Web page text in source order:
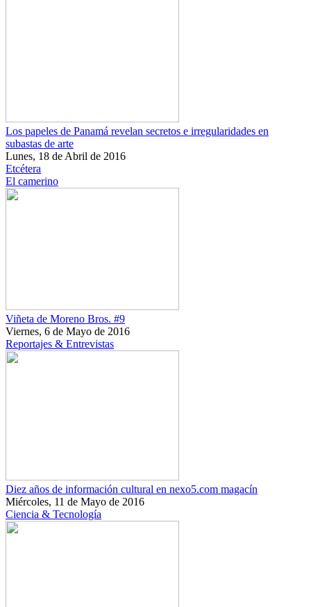
Los papeles de Panamá revelan secretos e irregularidades en
subastas de arte
Lunes, 18 de Abril de 2016
Etcétera
El camerino
Viñeta de Moreno Bros. #9
Viernes, 6 de Mayo de 2016
Reportajes & Entrevistas
Diez años de información cultural en nexo5.com magacín
Miércoles, 11 de Mayo de 2016
Ciencia & Tecnología